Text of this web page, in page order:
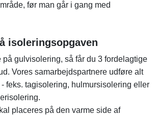
før man går i gang med
isoleringsopgaven
på gulvisolering, så får du 3 fordelagtige
Vores samarbejdspartnere udføre alt
feks. tagisolering, hulmursisolering eller
placeres på den varme side af